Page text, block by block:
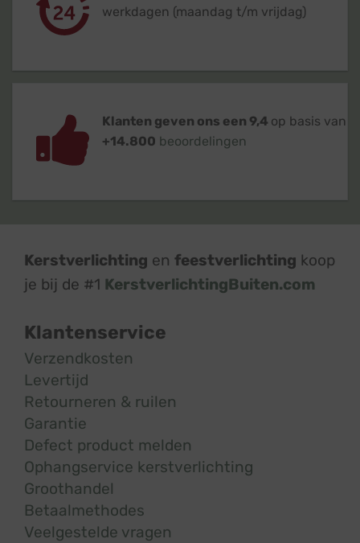
werkdagen (maandag t/m vrijdag)
Klanten geven ons een 9,4 op basis van
+14.800 beoordelingen
Kerstverlichting en feestverlichting koop
je bij de #1 KerstverlichtingBuiten.com
Klantenservice
Verzendkosten
Levertijd
Retourneren & ruilen
Garantie
Defect product melden
Ophangservice kerstverlichting
Groothandel
Betaalmethodes
Veelgestelde vragen